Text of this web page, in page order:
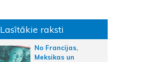
Lasītākie raksti
No Francijas,
Meksikas un